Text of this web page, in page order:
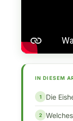
IN DIESEM
Die